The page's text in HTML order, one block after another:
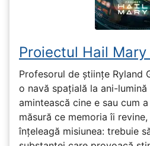
Proiectul Hail
Profesorul de științe Ryland
o navă spațială la ani-
amintească cine e sau cum
măsură ce memoria îi
înțeleagă misiunea: trebuie